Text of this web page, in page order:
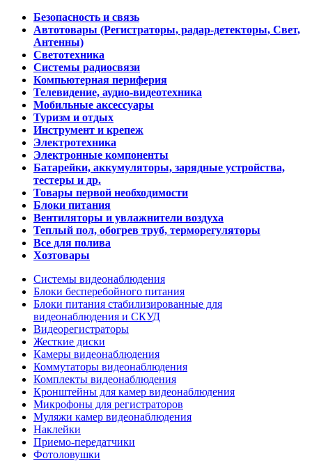
Безопасность и связь
Автотовары (Регистраторы, радар-детекторы, Свет,
Антенны)
Светотехника
Системы радиосвязи
Компьютерная периферия
Телевидение, аудио-видеотехника
Мобильные аксессуары
Туризм и отдых
Инструмент и крепеж
Электротехника
Электронные компоненты
Батарейки, аккумуляторы, зарядные устройства,
тестеры и др.
Товары первой необходимости
Блоки питания
Вентиляторы и увлажнители воздуха
Теплый пол, обогрев труб, терморегуляторы
Все для полива
Хозтовары
Системы видеонаблюдения
Блоки бесперебойного питания
Блоки питания стабилизированные для
видеонаблюдения и СКУД
Видеорегистраторы
Жесткие диски
Камеры видеонаблюдения
Коммутаторы видеонаблюдения
Комплекты видеонаблюдения
Кронштейны для камер видеонаблюдения
Микрофоны для регистраторов
Муляжи камер видеонаблюдения
Наклейки
Приемо-передатчики
Фотоловушки